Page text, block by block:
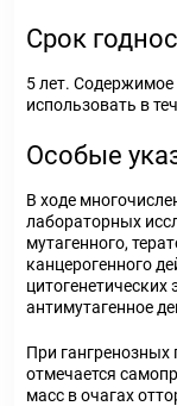
Срок
5 лет.
использовать в
Особые
В ходе
лабораторных
мутагенного,
канцерогенного
антимутагенное
При гангренозных
отмечается
масс в очагах